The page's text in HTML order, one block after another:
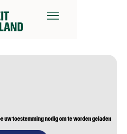
uw toestemming nodig om te worden geladen